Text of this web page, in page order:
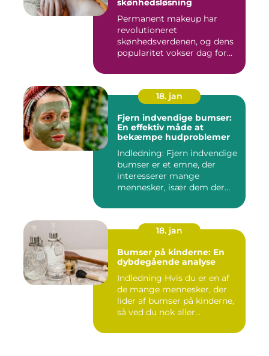
Permanent makeup har
revolutioneret
skønhedsverdenen, og dens
popularitet vokser dag for
18. jan
Fjern indvendige bumser:
En effektiv måde at
bekæmpe hudproblemer
Indledning: Fjern indvendige
bumser er et emne, der
interesserer mange
mennesker, især dem der
18. jan
Bumser på kinderne: En
dybdegående analyse
Indledning Hvis du er en af
de mange mennesker, der
lider af bumser på kinderne,
så ved du nok aller...